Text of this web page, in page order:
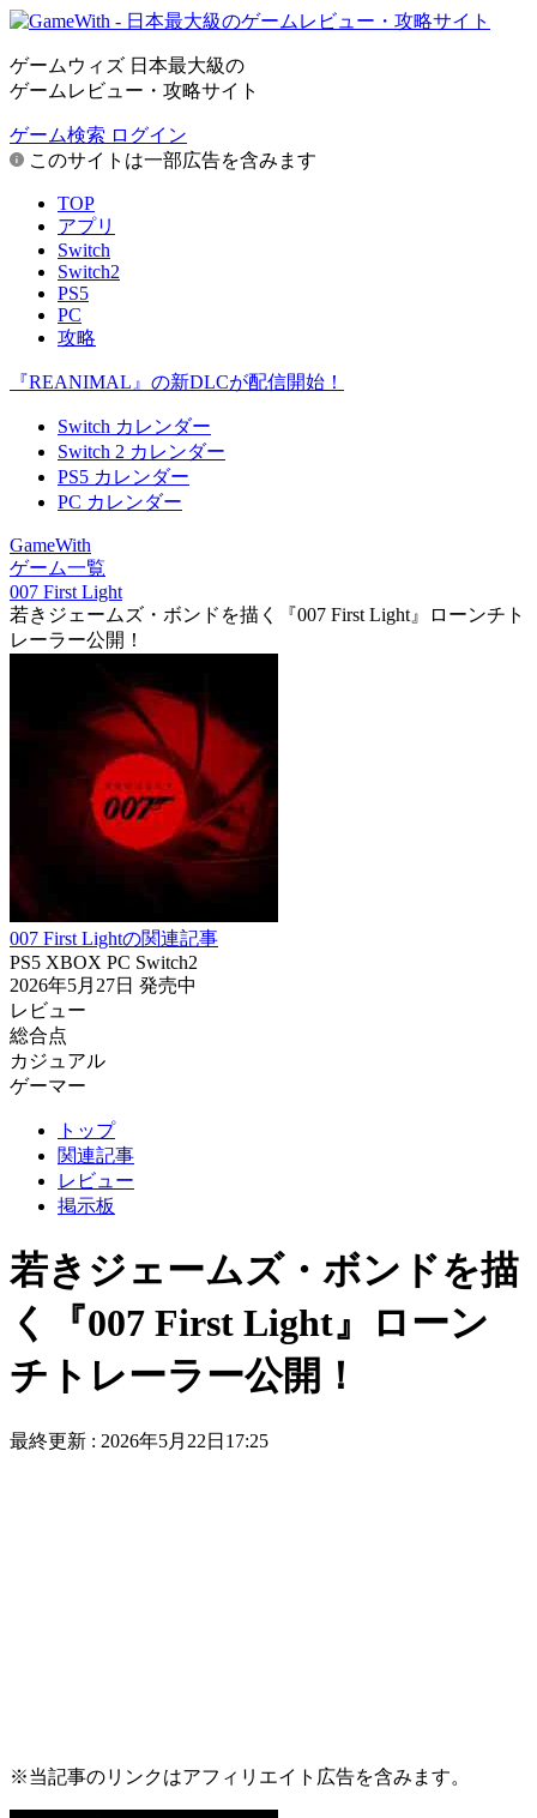
ゲームウィズ 日本最大級の
ゲームレビュー・攻略サイト
ゲーム検索 ログイン
このサイトは一部広告を含みます
TOP
アプリ
Switch
Switch2
PS5
PC
攻略
『REANIMAL』の新DLCが配信開始！
Switch カレンダー
Switch 2 カレンダー
PS5 カレンダー
PC カレンダー
GameWith
ゲーム一覧
007 First Light
若きジェームズ・ボンドを描く『007 First Light』ローンチト
レーラー公開！
007 First Lightの関連記事
PS5 XBOX PC Switch2
2026年5月27日 発売中
レビュー
総合点
カジュアル
ゲーマー
トップ
関連記事
レビュー
掲示板
若きジェームズ・ボンドを描
く『007 First Light』ローン
チトレーラー公開！
最終更新 : 2026年5月22日17:25
※当記事のリンクはアフィリエイト広告を含みます。